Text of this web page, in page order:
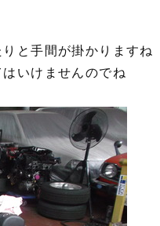
と手間が掛かりますね
いけませんのでね